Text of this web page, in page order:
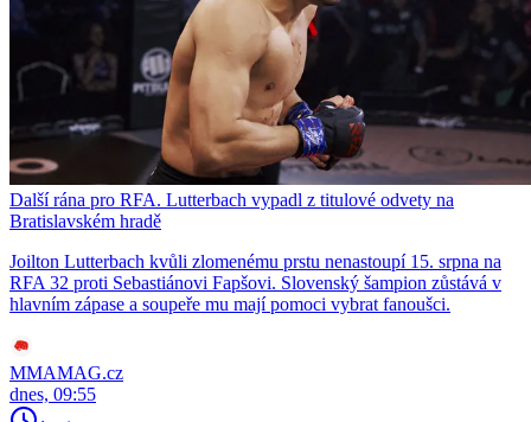
Další rána pro RFA. Lutterbach vypadl z titulové odvety na
Bratislavském hradě
Joilton Lutterbach kvůli zlomenému prstu nenastoupí 15. srpna na
RFA 32 proti Sebastiánovi Fapšovi. Slovenský šampion zůstává v
hlavním zápase a soupeře mu mají pomoci vybrat fanoušci.
MMAMAG.cz
dnes, 09:55